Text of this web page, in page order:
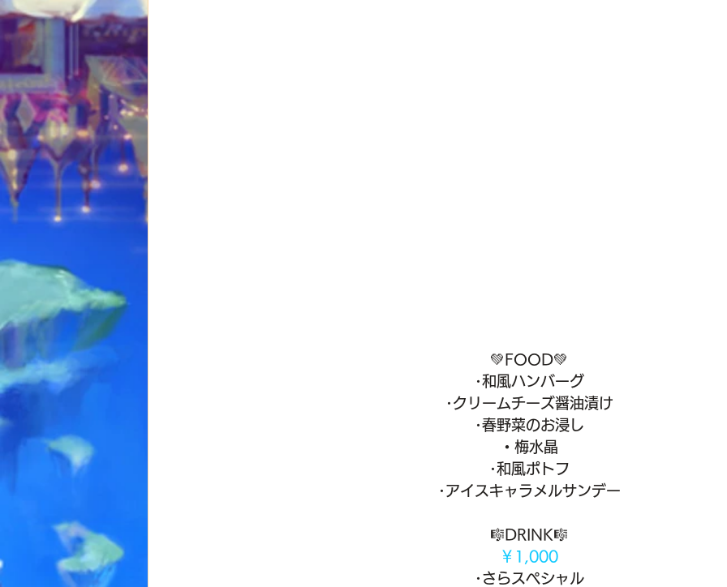
💚FOOD💚
･和風ハンバーグ
･クリームチーズ醤油漬け
･春野菜のお浸し
・梅水晶
･和風ポトフ
･アイスキャラメルサンデー
🎼DRINK🎼
￥1,000
･さらスペシャル